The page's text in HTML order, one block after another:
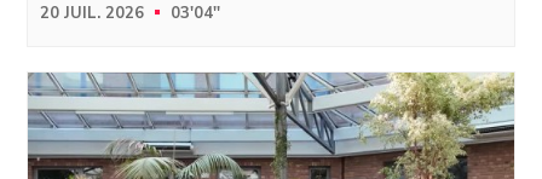
20 JUIL. 2026 03'04''